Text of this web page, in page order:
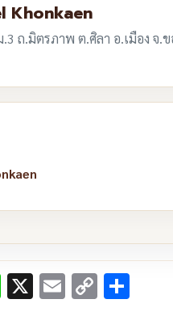
Khonkaen
ถ.มิตรภาพ ต.ศิลา อ.เมือง จ.
Line
X Email
Copy